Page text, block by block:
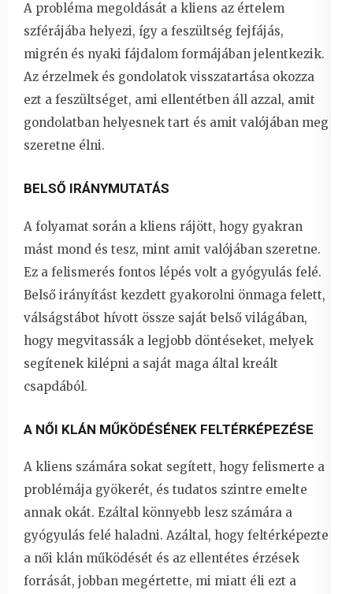
A probléma megoldását a kliens az értelem
szférájába helyezi, így a feszültség fejfájás,
migrén és nyaki fájdalom formájában jelentkezik.
Az érzelmek és gondolatok visszatartása okozza
ezt a feszültséget, ami ellentétben áll azzal, amit
gondolatban helyesnek tart és amit valójában meg
szeretne élni.
BELSŐ IRÁNYMUTATÁS
A folyamat során a kliens rájött, hogy gyakran
mást mond és tesz, mint amit valójában szeretne.
Ez a felismerés fontos lépés volt a gyógyulás felé.
Belső irányítást kezdett gyakorolni önmaga felett,
válságstábot hívott össze saját belső világában,
hogy megvitassák a legjobb döntéseket, melyek
segítenek kilépni a saját maga által kreált
csapdából.
A NŐI KLÁN MŰKÖDÉSÉNEK FELTÉRKÉPEZÉSE
A kliens számára sokat segített, hogy felismerte a
problémája gyökerét, és tudatos szintre emelte
annak okát. Ezáltal könnyebb lesz számára a
gyógyulás felé haladni. Azáltal, hogy feltérképezte
a női klán működését és az ellentétes érzések
forrását, jobban megértette, mi miatt éli ezt a